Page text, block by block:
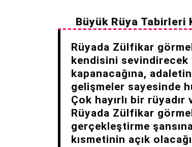
Büyük Rüya Tabirleri
Rüyada Zülfikar
kendisini
kapanacağına,
gelişmeler sayesinde
Çok hayırlı bir rüyadır
Rüyada Zülfikar
gerçekleştirme
kısmetinin açık